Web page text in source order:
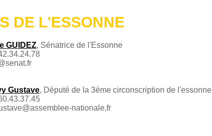
DE L'ESSONNE
GUIDEZ, Sénatrice de l'Essonne
Gustave, Député de la 3ème circonscription de l'essonne
nationale.fr